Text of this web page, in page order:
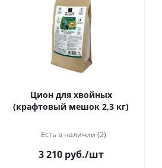
Цион для хвойных
(крафтовый мешок 2,3 кг)
Есть в наличии (2)
3 210 руб./шт